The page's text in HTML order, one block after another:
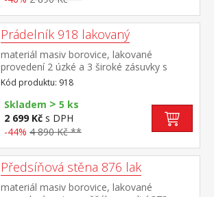
Prádelník 918 lakovaný
materiál masiv borovice, lakované
provedení 2 úzké a 3 široké zásuvky s
kovovými pojezdy, hloubka zásuvky 32,5
Kód produktu: 918
Skladem > 5 ks
2 699 Kč s DPH
-44% 4 890 Kč **
Předsíňová stěna 876 lak
materiál masiv borovice, lakované